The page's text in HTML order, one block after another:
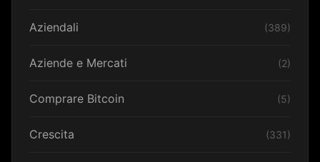
Aziendali (389)
Aziende e Mercati (2)
Comprare Bitcoin (5)
Crescita (331)